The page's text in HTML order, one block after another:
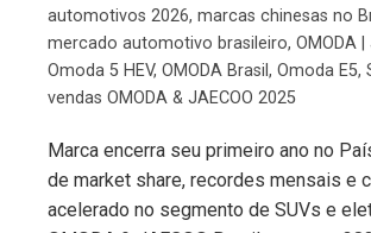
automotivos 2026, marcas chinesas no
mercado automotivo brasileiro, OMODA |
Omoda 5 HEV, OMODA Brasil , Omoda E5,
vendas OMODA & JAECOO 2025
Marca encerra seu primeiro ano no
de market share, recordes mensais e
acelerado no segmento de SUVs e